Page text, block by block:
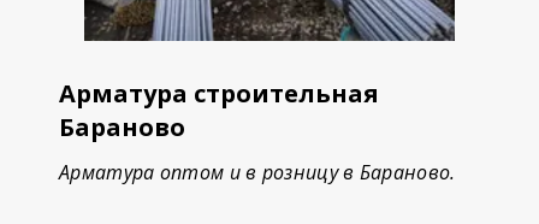
Арматура строительная
Бараново
Арматура оптом и в розницу в Бараново.